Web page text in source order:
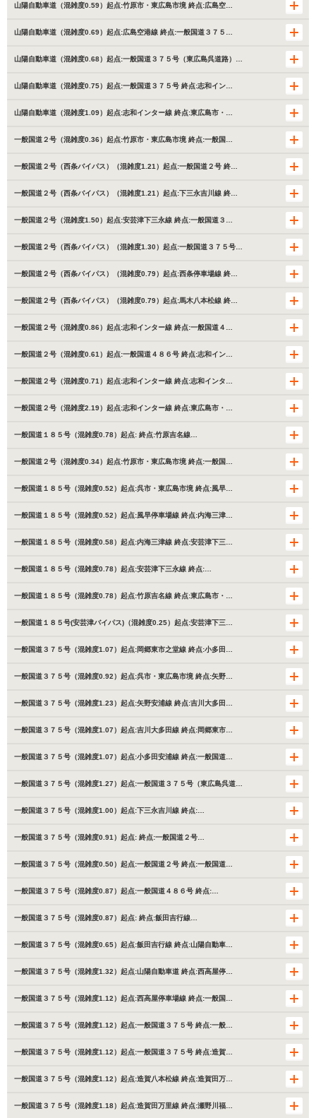
山陽自動車道（混雑度0.59）起点:竹原市・東広島市境 終点:広島空…
山陽自動車道（混雑度0.69）起点:広島空港線 終点:一般国道３７５…
山陽自動車道（混雑度0.68）起点:一般国道３７５号（東広島呉道路）…
山陽自動車道（混雑度0.75）起点:一般国道３７５号 終点:志和イン…
山陽自動車道（混雑度1.09）起点:志和インター線 終点:東広島市・…
一般国道２号（混雑度0.36）起点:竹原市・東広島市境 終点:一般国…
一般国道２号（西条バイパス）（混雑度1.21）起点:一般国道２号 終…
一般国道２号（西条バイパス）（混雑度1.21）起点:下三永吉川線 終…
一般国道２号（混雑度1.50）起点:安芸津下三永線 終点:一般国道３…
一般国道２号（西条バイパス）（混雑度1.30）起点:一般国道３７５号…
一般国道２号（西条バイパス）（混雑度0.79）起点:西条停車場線 終…
一般国道２号（西条バイパス）（混雑度0.79）起点:馬木八本松線 終…
一般国道２号（混雑度0.86）起点:志和インター線 終点:一般国道４…
一般国道２号（混雑度0.61）起点:一般国道４８６号 終点:志和イン…
一般国道２号（混雑度0.71）起点:志和インター線 終点:志和インタ…
一般国道２号（混雑度2.19）起点:志和インター線 終点:東広島市・…
一般国道１８５号（混雑度0.78）起点: 終点:竹原吉名線…
一般国道２号（混雑度0.34）起点:竹原市・東広島市境 終点:一般国…
一般国道１８５号（混雑度0.52）起点:呉市・東広島市境 終点:風早…
一般国道１８５号（混雑度0.52）起点:風早停車場線 終点:内海三津…
一般国道１８５号（混雑度0.58）起点:内海三津線 終点:安芸津下三…
一般国道１８５号（混雑度0.78）起点:安芸津下三永線 終点:…
一般国道１８５号（混雑度0.78）起点:竹原吉名線 終点:東広島市・…
一般国道１８５号(安芸津バイパス)（混雑度0.25）起点:安芸津下三…
一般国道３７５号（混雑度1.07）起点:岡郷東市之堂線 終点:小多田…
一般国道３７５号（混雑度0.92）起点:呉市・東広島市境 終点:矢野…
一般国道３７５号（混雑度1.23）起点:矢野安浦線 終点:吉川大多田…
一般国道３７５号（混雑度1.07）起点:吉川大多田線 終点:岡郷東市…
一般国道３７５号（混雑度1.07）起点:小多田安浦線 終点:一般国道…
一般国道３７５号（混雑度1.27）起点:一般国道３７５号（東広島呉道…
一般国道３７５号（混雑度1.00）起点:下三永吉川線 終点:…
一般国道３７５号（混雑度0.91）起点: 終点:一般国道２号…
一般国道３７５号（混雑度0.50）起点:一般国道２号 終点:一般国道…
一般国道３７５号（混雑度0.87）起点:一般国道４８６号 終点:…
一般国道３７５号（混雑度0.87）起点: 終点:飯田吉行線…
一般国道３７５号（混雑度0.65）起点:飯田吉行線 終点:山陽自動車…
一般国道３７５号（混雑度1.32）起点:山陽自動車道 終点:西高屋停…
一般国道３７５号（混雑度1.12）起点:西高屋停車場線 終点:一般国…
一般国道３７５号（混雑度1.12）起点:一般国道３７５号 終点:一般…
一般国道３７５号（混雑度1.12）起点:一般国道３７５号 終点:造賀…
一般国道３７５号（混雑度1.12）起点:造賀八本松線 終点:造賀田万…
一般国道３７５号（混雑度1.18）起点:造賀田万里線 終点:瀬野川福…